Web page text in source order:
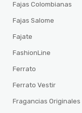
Fajas Colombianas
Fajas Salome
Fajate
FashionLine
Ferrato
Ferrato Vestir
Fragancias Originales